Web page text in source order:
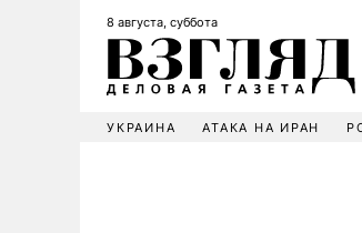
8 августа, суббота
УКРАИНА АТАКА НА ИРАН